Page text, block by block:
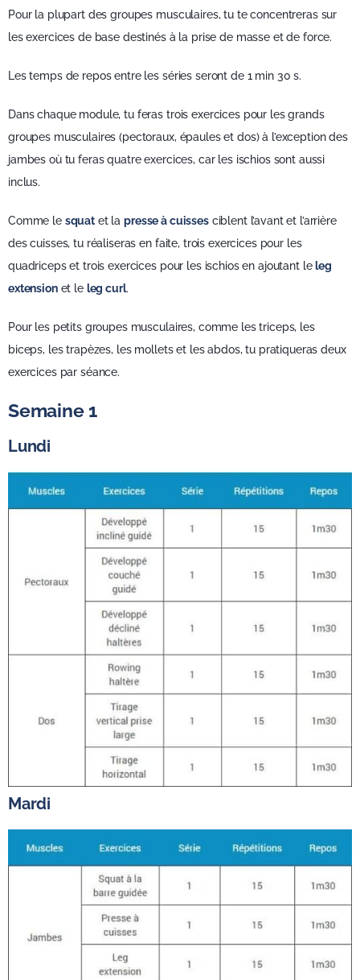
Pour la plupart des groupes musculaires, tu te concentreras sur
les exercices de base destinés à la prise de masse et de force.
Les temps de repos entre les séries seront de 1 min 30 s.
Dans chaque module, tu feras trois exercices pour les grands
groupes musculaires (pectoraux, épaules et dos) à l’exception des
jambes où tu feras quatre exercices, car les ischios sont aussi
inclus.
Comme le squat et lapresse à cuissesciblent l’avant et l’arrière
des cuisses, tu réaliseras en faite, trois exercices pour les
quadriceps et trois exercices pour les ischios en ajoutant le leg
extensionet le leg curl.
Pour les petits groupes musculaires, comme les triceps, les
biceps, les trapèzes, les mollets et les abdos, tu pratiqueras deux
exercices par séance.
Semaine 1
Lundi
Mardi